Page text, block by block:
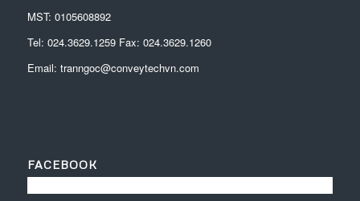
MST: 0105608892
Tel: 024.3629.1259Fax: 024.3629.1260
Email: tranngoc@conveytechvn.com
FACEBOOK